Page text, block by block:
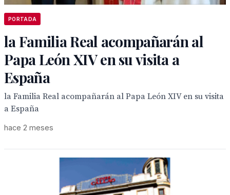
PORTADA
la Familia Real acompañarán al
Papa León XIV en su visita a
España
la Familia Real acompañarán al Papa León XIV en su visita
a España
hace 2 meses